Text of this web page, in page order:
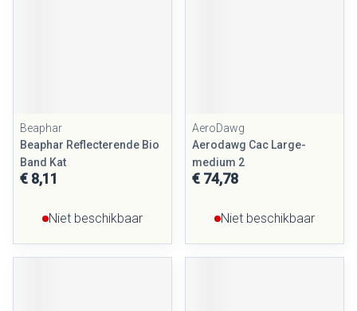
Beaphar
Beaphar Reflecterende Bio
Band Kat
€ 8,11
Niet beschikbaar
AeroDawg
Aerodawg Cac Large-
medium 2
€ 74,78
Niet beschikbaar